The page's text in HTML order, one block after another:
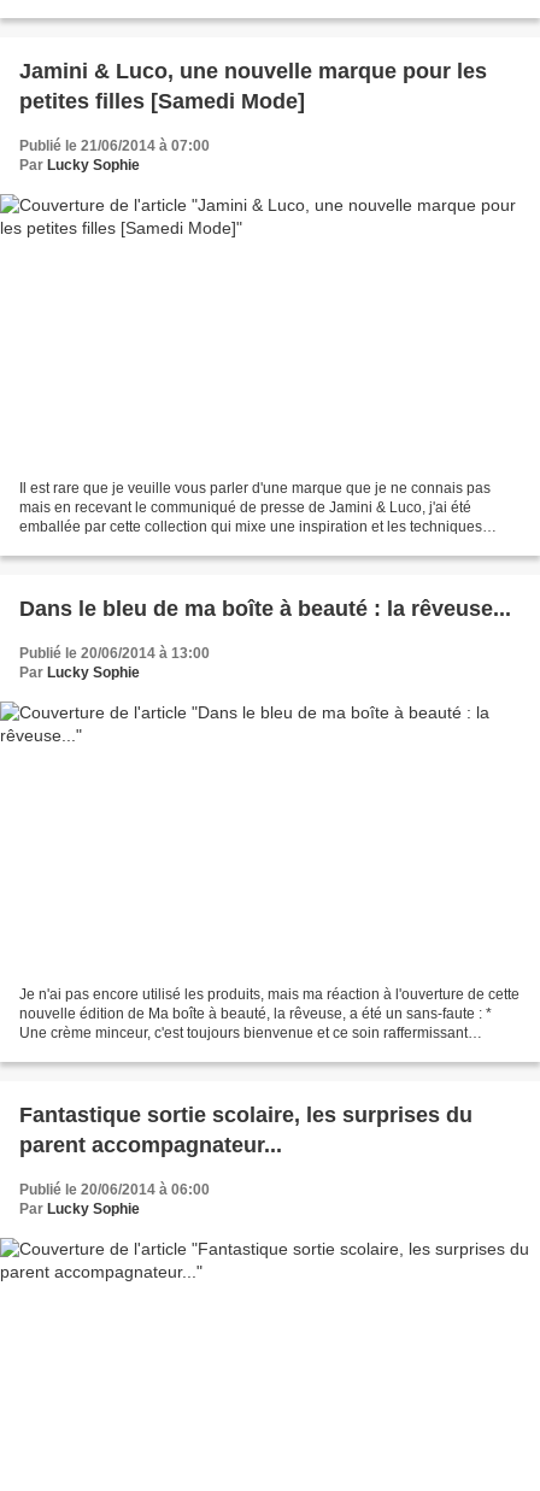
Jamini & Luco, une nouvelle marque pour les
petites filles [Samedi Mode]
Publié le 21/06/2014 à 07:00
Par Lucky Sophie
Il est rare que je veuille vous parler d'une marque que je ne connais pas
mais en recevant le communiqué de presse de Jamini & Luco, j'ai été
emballée par cette collection qui mixe une inspiration et les techniques
Dans le bleu de ma boîte à beauté : la rêveuse...
Publié le 20/06/2014 à 13:00
Par Lucky Sophie
Je n'ai pas encore utilisé les produits, mais ma réaction à l'ouverture de cette
nouvelle édition de Ma boîte à beauté, la rêveuse, a été un sans-faute : *
Une crème minceur, c'est toujours bienvenue et ce soin raffermissant
Fantastique sortie scolaire, les surprises du
parent accompagnateur...
Publié le 20/06/2014 à 06:00
Par Lucky Sophie